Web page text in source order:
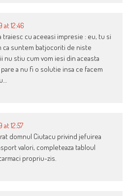
12:46
traiesc cu aceeasi impresie : eu, tu si
ca suntem batjocoriti de niste
nu stiu cum vom iesi din aceasta
a nu fi o solutie insa ce facem
12:57
domnul Ciutacu privind jefuirea
valori, completeaza tabloul
propriu-zis.